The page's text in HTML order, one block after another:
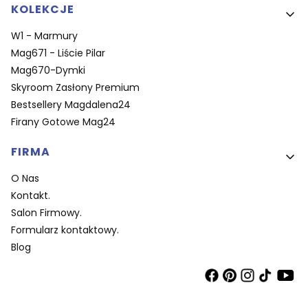
KOLEKCJE
W1 - Marmury
Mag671 - Liście Pilar
Mag670-Dymki
Skyroom Zasłony Premium
Bestsellery Magdalena24
Firany Gotowe Mag24
FIRMA
O Nas
Kontakt.
Salon Firmowy.
Formularz kontaktowy.
Blog